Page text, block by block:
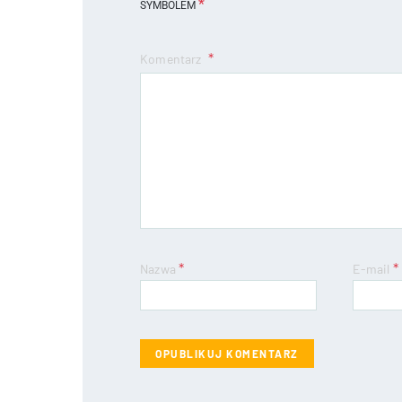
SYMBOLEM *
Komentarz
Nazwa* E-mail *